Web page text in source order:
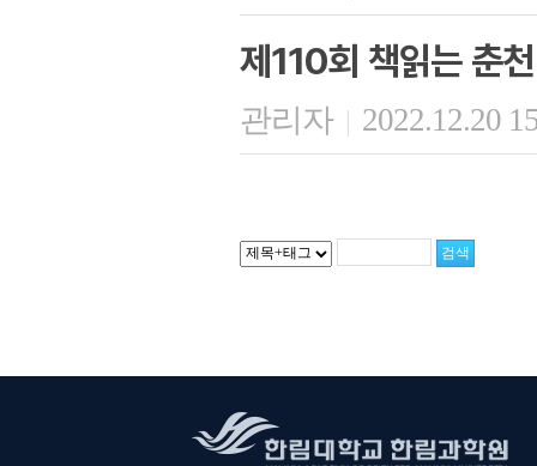
제110회 책읽는 춘천
관리자 | 2022.12.20